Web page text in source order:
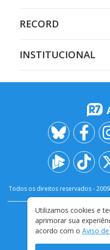
RECORD
INSTITUCIONAL
Todos os direitos reservados -
FALE
TERMOS E
Utilizamos cookies e
aprimorar sua
acordo com o Aviso